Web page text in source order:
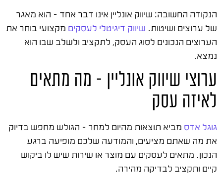
הנקודה החשובה: שיווק אונליין אינו דבר אחד – הוא מאגר
של ערוצים ושיטות. שיווק דיגיטלי לעסקים מקצועי בוחר את
הערוצים הנכונים לסוג העסק, לתקציב ולשלב שבו הוא
נמצא.
ערוצי שיווק אונליין – מה מתאים
לאיזה עסק
גוגל אדס מביא תוצאות מהיום למחר – הגולש מחפש בדיוק
את מה שאתם מציעים, והמודעה שלכם מופיעה ברגע
הנכון. מתאים לעסקים עם מוצר או שירות שיש לו ביקוש
קיים ותקציב לבדיקה מהירה.